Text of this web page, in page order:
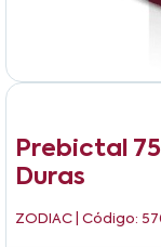
Prebictal
Duras
ZODIAC | Código: